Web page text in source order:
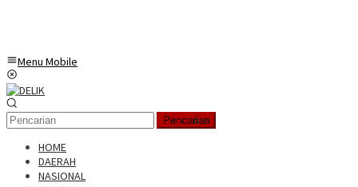
Menu Mobile
Pencarian
HOME
DAERAH
NASIONAL